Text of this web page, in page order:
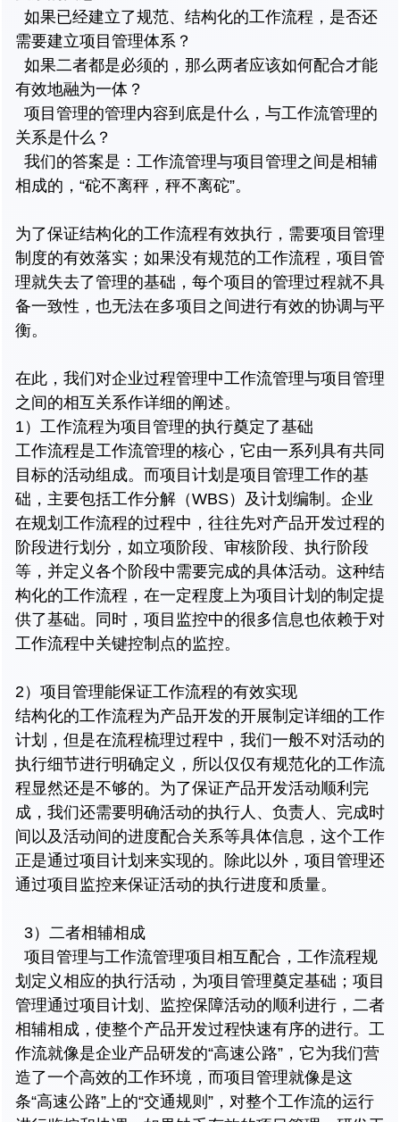
如果已经建立了规范、结构化的工作流程，是否还
需要建立项目管理体系？
如果二者都是必须的，那么两者应该如何配合才能
有效地融为一体？
项目管理的管理内容到底是什么，与工作流管理的
关系是什么？
我们的答案是：工作流管理与项目管理之间是相辅
相成的，“砣不离秤，秤不离砣”。
为了保证结构化的工作流程有效执行，需要项目管理
制度的有效落实；如果没有规范的工作流程，项目管
理就失去了管理的基础，每个项目的管理过程就不具
备一致性，也无法在多项目之间进行有效的协调与平
衡。
在此，我们对企业过程管理中工作流管理与项目管理
之间的相互关系作详细的阐述。
1）工作流程为项目管理的执行奠定了基础
工作流程是工作流管理的核心，它由一系列具有共同
目标的活动组成。而项目计划是项目管理工作的基
础，主要包括工作分解（WBS）及计划编制。企业
在规划工作流程的过程中，往往先对产品开发过程的
阶段进行划分，如立项阶段、审核阶段、执行阶段
等，并定义各个阶段中需要完成的具体活动。这种结
构化的工作流程，在一定程度上为项目计划的制定提
供了基础。同时，项目监控中的很多信息也依赖于对
工作流程中关键控制点的监控。
2）项目管理能保证工作流程的有效实现
结构化的工作流程为产品开发的开展制定详细的工作
计划，但是在流程梳理过程中，我们一般不对活动的
执行细节进行明确定义，所以仅仅有规范化的工作流
程显然还是不够的。为了保证产品开发活动顺利完
成，我们还需要明确活动的执行人、负责人、完成时
间以及活动间的进度配合关系等具体信息，这个工作
正是通过项目计划来实现的。除此以外，项目管理还
通过项目监控来保证活动的执行进度和质量。
3）二者相辅相成
项目管理与工作流管理项目相互配合，工作流程规
划定义相应的执行活动，为项目管理奠定基础；项目
管理通过项目计划、监控保障活动的顺利进行，二者
相辅相成，使整个产品开发过程快速有序的进行。工
作流就像是企业产品研发的“高速公路”，它为我们营
造了一个高效的工作环境，而项目管理就像是这
条“高速公路”上的“交通规则”，对整个工作流的运行